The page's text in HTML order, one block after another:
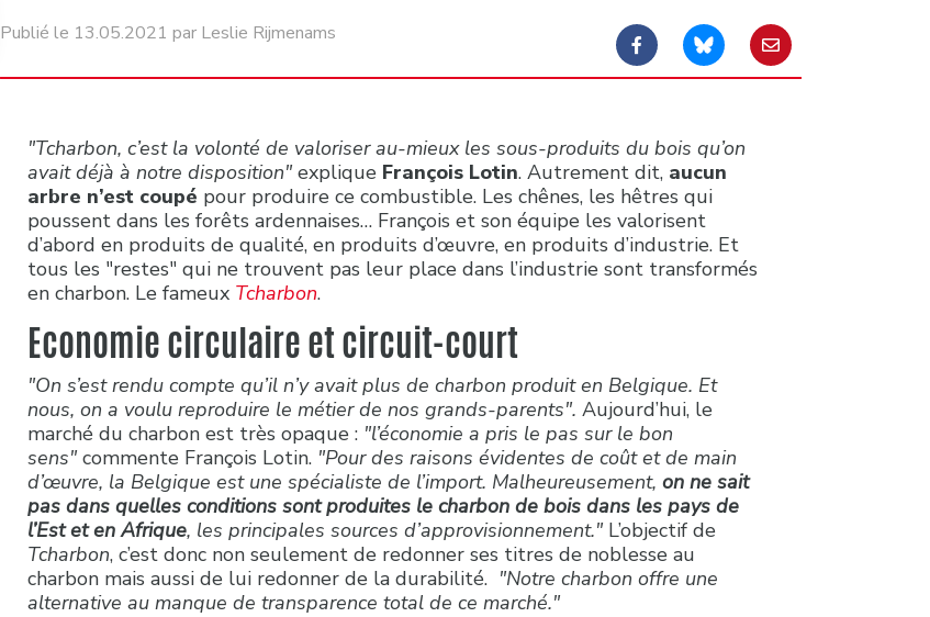
Publié le 13.05.2021 par Leslie Rijmenams
"Tcharbon, c’est la volonté de valoriser au-mieux les sous-produits du bois qu’on
avait déjà à notre disposition"explique François Lotin. Autrement dit, aucun
arbre n’est coupé pour produire ce combustible. Les chênes, les hêtres qui
poussent dans les forêts ardennaises… François et son équipe les valorisent
d’abord en produits de qualité, en produits d’œuvre, en produits d’industrie. Et
tous les "restes" qui ne trouvent pas leur place dans l’industrie sont transformés
en charbon. Le fameux Tcharbon.
Economie circulaire et circuit-court
"On s’est rendu compte qu’il n’y avait plus de charbon produit en Belgique. Et
nous, on a voulu reproduire le métier de nos grands-parents". Aujourd’hui, le
marché du charbon est très opaque : "l’économie a pris le pas sur le bon
sens"commente François Lotin. "Pour des raisons évidentes de coût et de main
d’œuvre, la Belgique est une spécialiste de l’import. Malheureusement, on ne sait
pas dans quelles conditions sont produites le charbon de bois dans les pays de
l’Est et en Afrique, les principales sources d’approvisionnement."L’objectif de
Tcharbon, c’est donc non seulement de redonner ses titres de noblesse au
charbon mais aussi de lui redonner de la durabilité. "Notre charbon offre une
alternative au manque de transparence total de ce marché."